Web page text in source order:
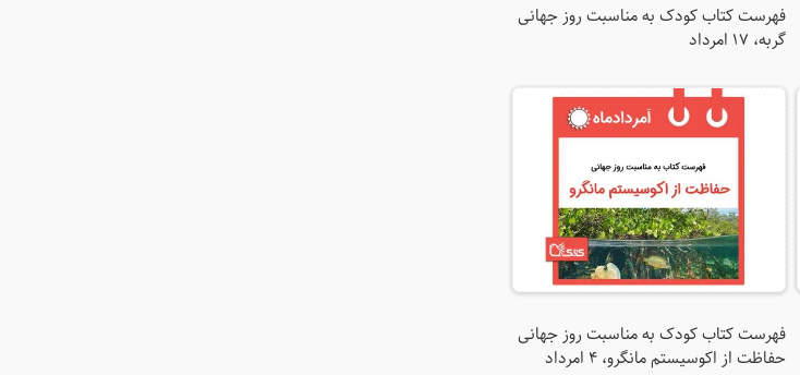
فهرست کتاب کودک به مناسبت روز جهانی
گربه، ۱۷ امرداد
فهرست کتاب کودک به مناسبت روز جهانی
حفاظت از اکوسیستم مانگرو، ۴ امرداد